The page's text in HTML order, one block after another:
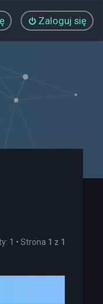
Zaloguj się
1 • Strona 1 z 1